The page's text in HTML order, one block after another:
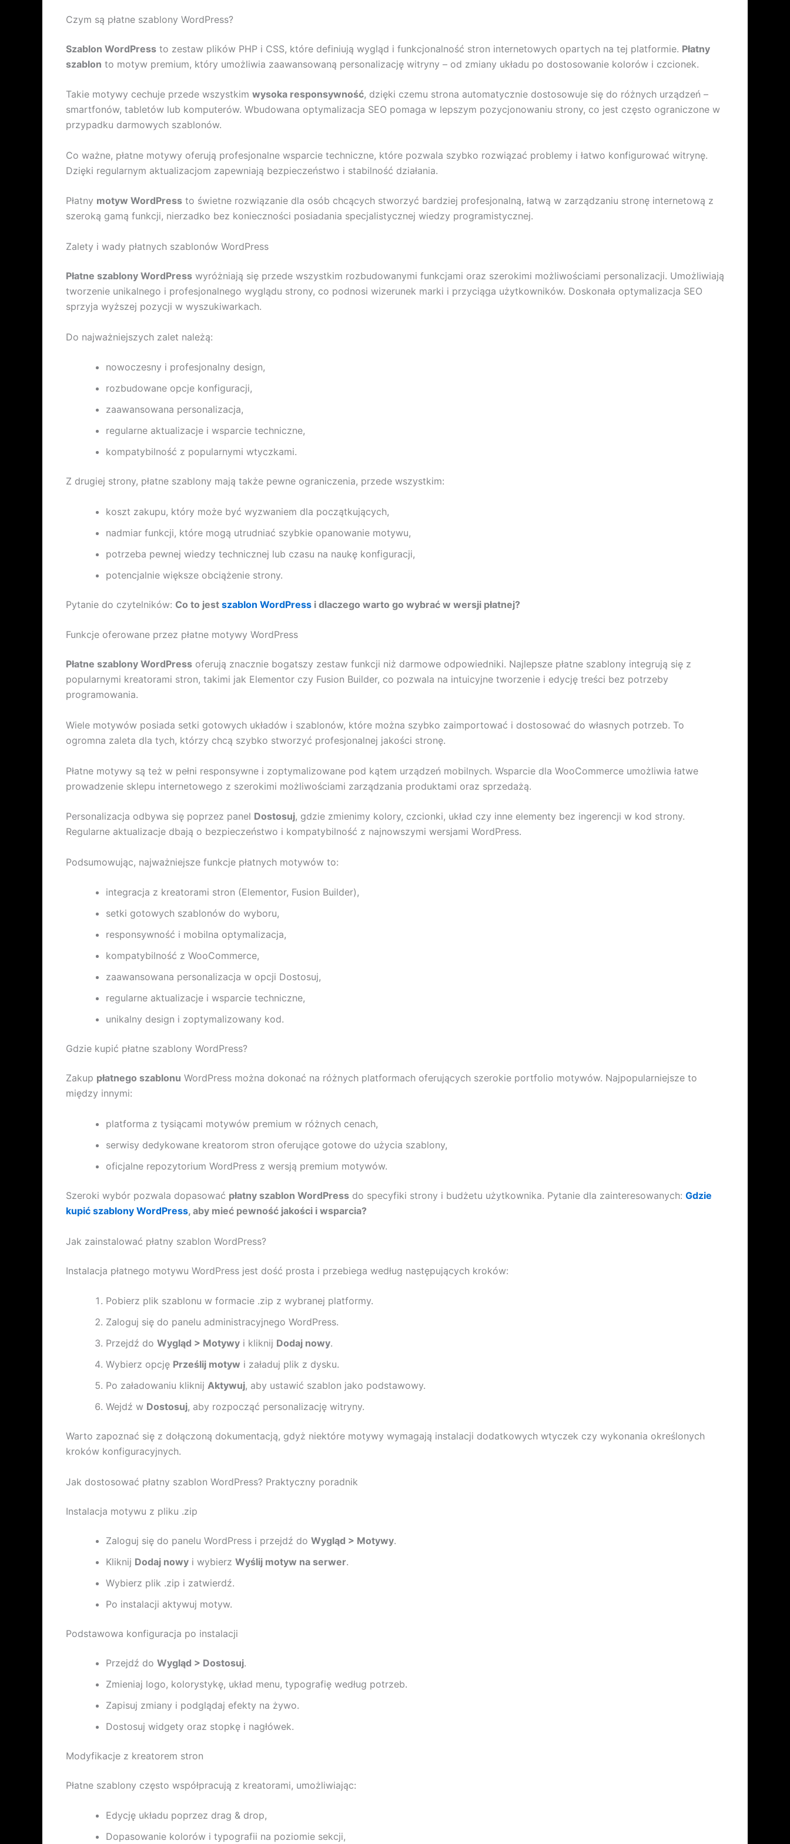
Czym są płatne szablony WordPress?
Szablon WordPress to zestaw plików PHP i CSS, które definiują wygląd i funkcjonalność stron internetowych opartych na tej platformie. Płatny
szablon to motyw premium, który umożliwia zaawansowaną personalizację witryny – od zmiany układu po dostosowanie kolorów i czcionek.
Takie motywy cechuje przede wszystkim wysoka responsywność, dzięki czemu strona automatycznie dostosowuje się do różnych urządzeń –
smartfonów, tabletów lub komputerów. Wbudowana optymalizacja SEO pomaga w lepszym pozycjonowaniu strony, co jest często ograniczone w
przypadku darmowych szablonów.
Co ważne, płatne motywy oferują profesjonalne wsparcie techniczne, które pozwala szybko rozwiązać problemy i łatwo konfigurować witrynę.
Dzięki regularnym aktualizacjom zapewniają bezpieczeństwo i stabilność działania.
Płatny motyw WordPress to świetne rozwiązanie dla osób chcących stworzyć bardziej profesjonalną, łatwą w zarządzaniu stronę internetową z
szeroką gamą funkcji, nierzadko bez konieczności posiadania specjalistycznej wiedzy programistycznej.
Zalety i wady płatnych szablonów WordPress
Płatne szablony WordPress wyróżniają się przede wszystkim rozbudowanymi funkcjami oraz szerokimi możliwościami personalizacji. Umożliwiają
tworzenie unikalnego i profesjonalnego wyglądu strony, co podnosi wizerunek marki i przyciąga użytkowników. Doskonała optymalizacja SEO
sprzyja wyższej pozycji w wyszukiwarkach.
Do najważniejszych zalet należą:
nowoczesny i profesjonalny design,
rozbudowane opcje konfiguracji,
zaawansowana personalizacja,
regularne aktualizacje i wsparcie techniczne,
kompatybilność z popularnymi wtyczkami.
Z drugiej strony, płatne szablony mają także pewne ograniczenia, przede wszystkim:
koszt zakupu, który może być wyzwaniem dla początkujących,
nadmiar funkcji, które mogą utrudniać szybkie opanowanie motywu,
potrzeba pewnej wiedzy technicznej lub czasu na naukę konfiguracji,
potencjalnie większe obciążenie strony.
Pytanie do czytelników: Co to jest szablon WordPress i dlaczego warto go wybrać w wersji płatnej?
Funkcje oferowane przez płatne motywy WordPress
Płatne szablony WordPress oferują znacznie bogatszy zestaw funkcji niż darmowe odpowiedniki. Najlepsze płatne szablony integrują się z
popularnymi kreatorami stron, takimi jak Elementor czy Fusion Builder, co pozwala na intuicyjne tworzenie i edycję treści bez potrzeby
programowania.
Wiele motywów posiada setki gotowych układów i szablonów, które można szybko zaimportować i dostosować do własnych potrzeb. To
ogromna zaleta dla tych, którzy chcą szybko stworzyć profesjonalnej jakości stronę.
Płatne motywy są też w pełni responsywne i zoptymalizowane pod kątem urządzeń mobilnych. Wsparcie dla WooCommerce umożliwia łatwe
prowadzenie sklepu internetowego z szerokimi możliwościami zarządzania produktami oraz sprzedażą.
Personalizacja odbywa się poprzez panel Dostosuj, gdzie zmienimy kolory, czcionki, układ czy inne elementy bez ingerencji w kod strony.
Regularne aktualizacje dbają o bezpieczeństwo i kompatybilność z najnowszymi wersjami WordPress.
Podsumowując, najważniejsze funkcje płatnych motywów to:
integracja z kreatorami stron (Elementor, Fusion Builder),
setki gotowych szablonów do wyboru,
responsywność i mobilna optymalizacja,
kompatybilność z WooCommerce,
zaawansowana personalizacja w opcji Dostosuj,
regularne aktualizacje i wsparcie techniczne,
unikalny design i zoptymalizowany kod.
Gdzie kupić płatne szablony WordPress?
Zakup płatnego szablonu WordPress można dokonać na różnych platformach oferujących szerokie portfolio motywów. Najpopularniejsze to
między innymi:
platforma z tysiącami motywów premium w różnych cenach,
serwisy dedykowane kreatorom stron oferujące gotowe do użycia szablony,
oficjalne repozytorium WordPress z wersją premium motywów.
Szeroki wybór pozwala dopasować płatny szablon WordPress do specyfiki strony i budżetu użytkownika. Pytanie dla zainteresowanych: Gdzie
kupić szablony WordPress, aby mieć pewność jakości i wsparcia?
Jak zainstalować płatny szablon WordPress?
Instalacja płatnego motywu WordPress jest dość prosta i przebiega według następujących kroków:
Pobierz plik szablonu w formacie .zip z wybranej platformy.
Zaloguj się do panelu administracyjnego WordPress.
Przejdź do Wygląd > Motywy i kliknij Dodaj nowy.
Wybierz opcję Prześlij motyw i załaduj plik z dysku.
Po załadowaniu kliknij Aktywuj, aby ustawić szablon jako podstawowy.
Wejdź w Dostosuj, aby rozpocząć personalizację witryny.
Warto zapoznać się z dołączoną dokumentacją, gdyż niektóre motywy wymagają instalacji dodatkowych wtyczek czy wykonania określonych
kroków konfiguracyjnych.
Jak dostosować płatny szablon WordPress? Praktyczny poradnik
Instalacja motywu z pliku .zip
Zaloguj się do panelu WordPress i przejdź do Wygląd > Motywy.
Kliknij Dodaj nowy i wybierz Wyślij motyw na serwer.
Wybierz plik .zip i zatwierdź.
Po instalacji aktywuj motyw.
Podstawowa konfiguracja po instalacji
Przejdź do Wygląd > Dostosuj.
Zmieniaj logo, kolorystykę, układ menu, typografię według potrzeb.
Zapisuj zmiany i podglądaj efekty na żywo.
Dostosuj widgety oraz stopkę i nagłówek.
Modyfikacje z kreatorem stron
Płatne szablony często współpracują z kreatorami, umożliwiając:
Edycję układu poprzez drag & drop,
Dopasowanie kolorów i typografii na poziomie sekcji,